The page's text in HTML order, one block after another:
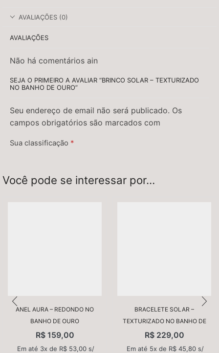
AVALIAÇÕES (0)
AVALIAÇÕES
Não há comentários ain
SEJA O PRIMEIRO A AVALIAR “BRINCO SOLAR – TEXTURIZADO
NO BANHO DE OURO”
Seu endereço de email não será publicado. Os
campos obrigatórios são marcados com
Sua classificação *
Nome
*
Você pode se interessar por…
ANEL AURA – REDONDO NO
BANHO DE OURO
R$159,00
Em até 3x de R$53,00s/
BRACELETE SOLAR –
TEXTURIZADO NO BANHO DE
OURO
R$229,00
Em até 5x de R$45,80s/